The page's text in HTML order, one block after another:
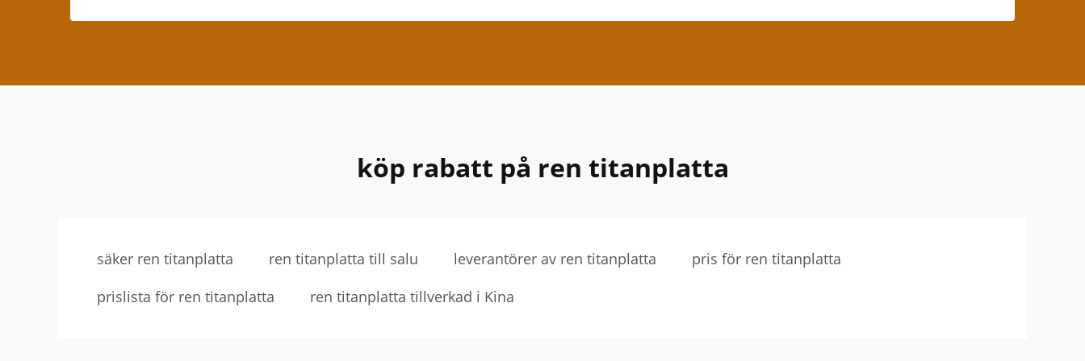
köp rabatt på ren titanplatta
säker ren titanplatta ren titanplatta till salu leverantörer av ren titanplatta
pris för ren titanplatta
prislista för ren titanplatta
ren titanplatta tillverkad i Kina